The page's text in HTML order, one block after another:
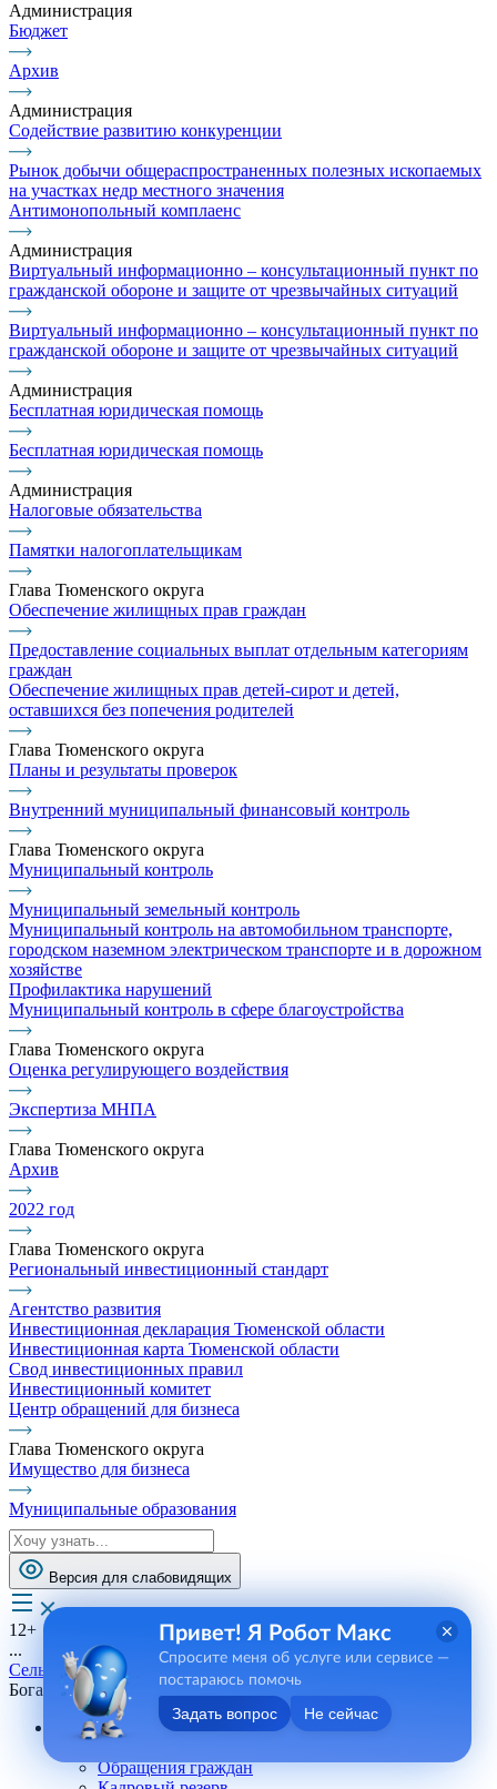
Администрация
Бюджет
Архив
Администрация
Содействие развитию конкуренции
Рынок добычи общераспространенных полезных ископаемых
на участках недр местного значения
Антимонопольный комплаенс
Администрация
Виртуальный информационно – консультационный пункт по
гражданской обороне и защите от чрезвычайных ситуаций
Виртуальный информационно – консультационный пункт по
гражданской обороне и защите от чрезвычайных ситуаций
Администрация
Бесплатная юридическая помощь
Бесплатная юридическая помощь
Администрация
Налоговые обязательства
Памятки налогоплательщикам
Глава Тюменского округа
Обеспечение жилищных прав граждан
Предоставление социальных выплат отдельным категориям
граждан
Обеспечение жилищных прав детей-сирот и детей,
оставшихся без попечения родителей
Глава Тюменского округа
Планы и результаты проверок
Внутренний муниципальный финансовый контроль
Глава Тюменского округа
Муниципальный контроль
Муниципальный земельный контроль
Муниципальный контроль на автомобильном транспорте,
городском наземном электрическом транспорте и в дорожном
хозяйстве
Профилактика нарушений
Муниципальный контроль в сфере благоустройства
Глава Тюменского округа
Оценка регулирующего воздействия
Экспертиза МНПА
Глава Тюменского округа
Архив
2022 год
Глава Тюменского округа
Региональный инвестиционный стандарт
Агентство развития
Инвестиционная декларация Тюменской области
Инвестиционная карта Тюменской области
Свод инвестиционных правил
Инвестиционный комитет
Центр обращений для бизнеса
Глава Тюменского округа
Имущество для бизнеса
Муниципальные образования
Версия для слабовидящих
12+
...
Сельские поселения
Богандинское СП
Андреевское СП
Обращения граждан
Привет! Я Робот Макс
Спросите меня об услуге или сервисе —
постараюсь помочь
Задать вопрос Не сейчас